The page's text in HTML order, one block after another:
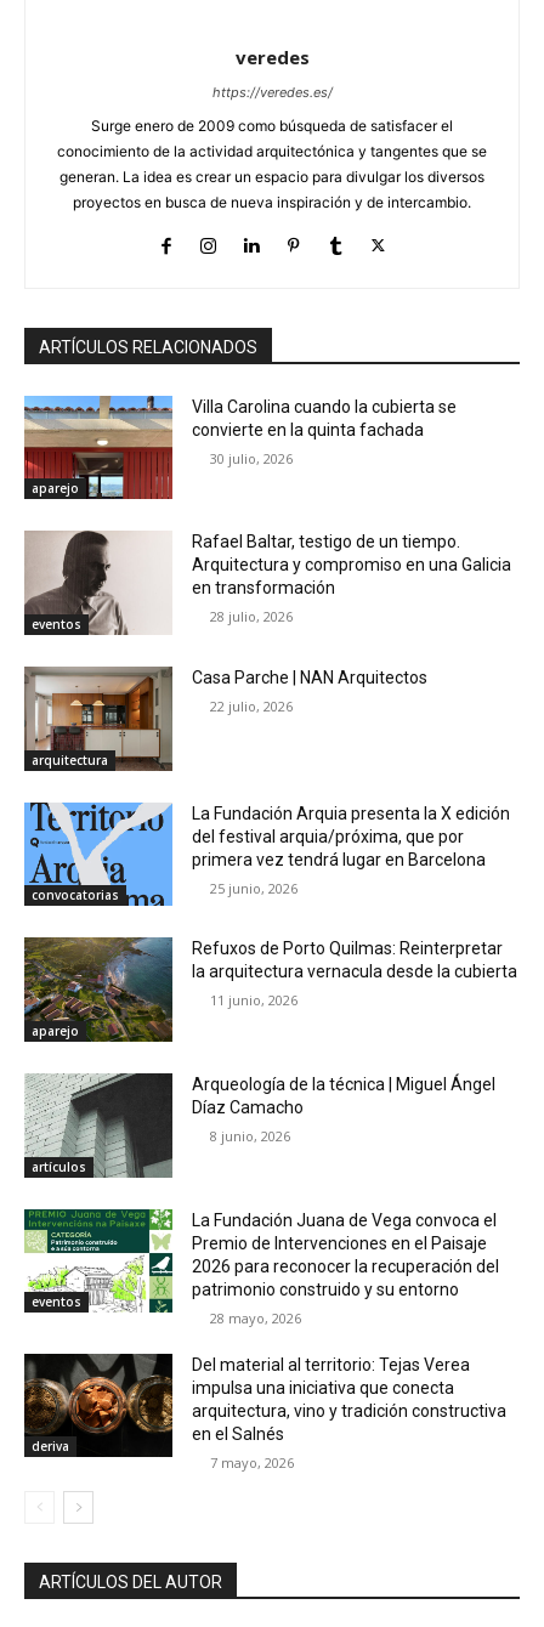
veredes
https://veredes.es/
Surge enero de 2009 como búsqueda de satisfacer el
conocimiento de la actividad arquitectónica y tangentes que se
generan. La idea es crear un espacio para divulgar los diversos
proyectos en busca de nueva inspiración y de intercambio.
ARTÍCULOS RELACIONADOS
aparejo
Villa Carolina cuando la cubierta se
convierte en la quinta fachada
30 julio, 2026
eventos
Rafael Baltar, testigo de un tiempo.
Arquitectura y compromiso en una Galicia
en transformación
28 julio, 2026
arquitectura
Casa Parche | NAN Arquitectos
22 julio, 2026
convocatorias
La Fundación Arquia presenta la X edición
del festival arquia/próxima, que por
primera vez tendrá lugar en Barcelona
25 junio, 2026
aparejo
Refuxos de Porto Quilmas: Reinterpretar
la arquitectura vernacula desde la cubierta
11 junio, 2026
artículos
Arqueología de la técnica | Miguel Ángel
Díaz Camacho
8 junio, 2026
eventos
La Fundación Juana de Vega convoca el
Premio de Intervenciones en el Paisaje
2026 para reconocer la recuperación del
patrimonio construido y su entorno
28 mayo, 2026
deriva
Del material al territorio: Tejas Verea
impulsa una iniciativa que conecta
arquitectura, vino y tradición constructiva
en el Salnés
7 mayo, 2026
ARTÍCULOS DEL AUTOR